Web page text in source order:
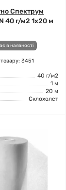
Спектрум
40 г/м2 1x20 м
в наявності
3451
40 г/м2
1 м
20 м
Склохолст